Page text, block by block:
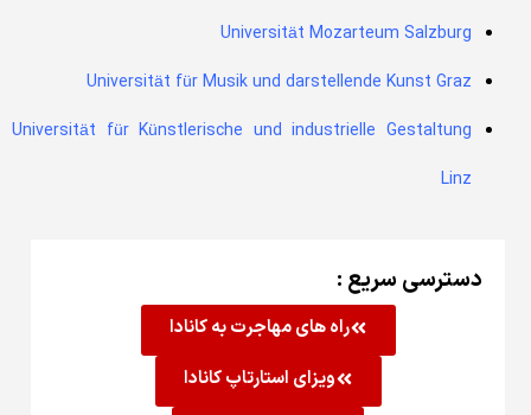
دسترسی سریع :
راه های مهاجرت به کانادا
ویزای استارتاپ کانادا
Universität Mozarteum Salzburg
Universität für Musik und darstellende Kunst Graz
Universität für Künstlerische und industrielle Gestaltung
Linz